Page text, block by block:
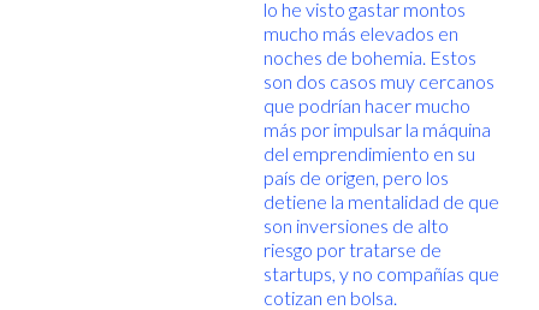
lo he visto gastar montos
mucho más elevados en
noches de bohemia. Estos
son dos casos muy cercanos
que podrían hacer mucho
más por impulsar la máquina
del emprendimiento en su
país de origen, pero los
detiene la mentalidad de que
son inversiones de alto
riesgo por tratarse de
startups, y no compañías que
cotizan en bolsa.